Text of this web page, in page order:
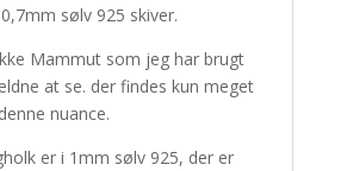
sølv 925 skiver.
Mammut som jeg har brugt
at se. der findes kun meget
nuance.
er i 1mm sølv 925, der er